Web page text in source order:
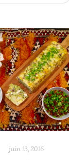
juin 13, 2016